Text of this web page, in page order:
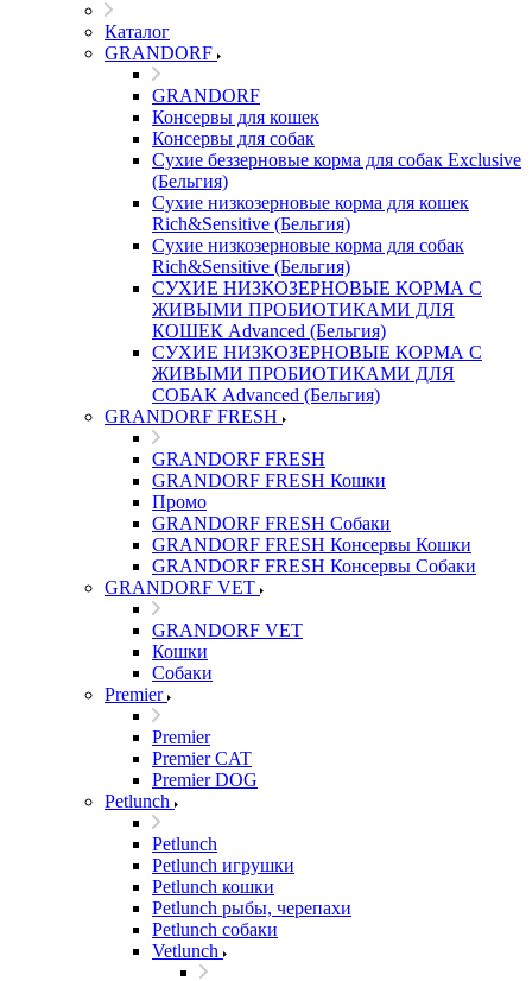
Каталог
GRANDORF
GRANDORF
Консервы для кошек
Консервы для собак
Сухие беззерновые корма для собак Exclusive
(Бельгия)
Сухие низкозерновые корма для кошек
Rich&Sensitive (Бельгия)
Сухие низкозерновые корма для собак
Rich&Sensitive (Бельгия)
СУХИЕ НИЗКОЗЕРНОВЫЕ КОРМА С
ЖИВЫМИ ПРОБИОТИКАМИ ДЛЯ
КОШЕК Advanced (Бельгия)
СУХИЕ НИЗКОЗЕРНОВЫЕ КОРМА С
ЖИВЫМИ ПРОБИОТИКАМИ ДЛЯ
СОБАК Advanced (Бельгия)
GRANDORF FRESH
GRANDORF FRESH
GRANDORF FRESH Кошки
Промо
GRANDORF FRESH Собаки
GRANDORF FRESH Консервы Кошки
GRANDORF FRESH Консервы Собаки
GRANDORF VET
GRANDORF VET
Кошки
Собаки
Premier
Premier
Premier CAT
Premier DOG
Petlunch
Petlunch
Petlunch игрушки
Petlunch кошки
Petlunch рыбы, черепахи
Petlunch собаки
Vetlunch